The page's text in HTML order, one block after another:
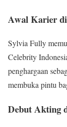
Awal Karier
Sylvia Fully
Celebrity
penghargaan
membuka pintu
Debut Akting